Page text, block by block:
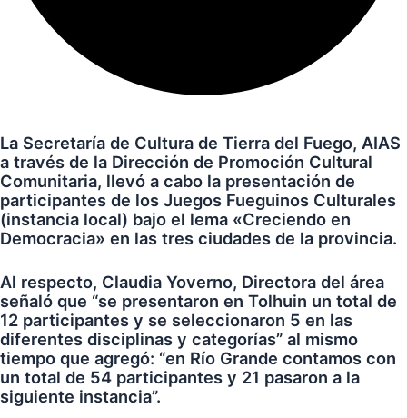
La Secretaría de Cultura de Tierra del Fuego, AIAS
a través de la Dirección de Promoción Cultural
Comunitaria, llevó a cabo la presentación de
participantes de los Juegos Fueguinos Culturales
(instancia local) bajo el lema «Creciendo en
Democracia» en las tres ciudades de la provincia.
Al respecto, Claudia Yoverno, Directora del área
señaló que “se presentaron en Tolhuin un total de
12 participantes y se seleccionaron 5 en las
diferentes disciplinas y categorías” al mismo
tiempo que agregó: “en Río Grande contamos con
un total de 54 participantes y 21 pasaron a la
siguiente instancia”.